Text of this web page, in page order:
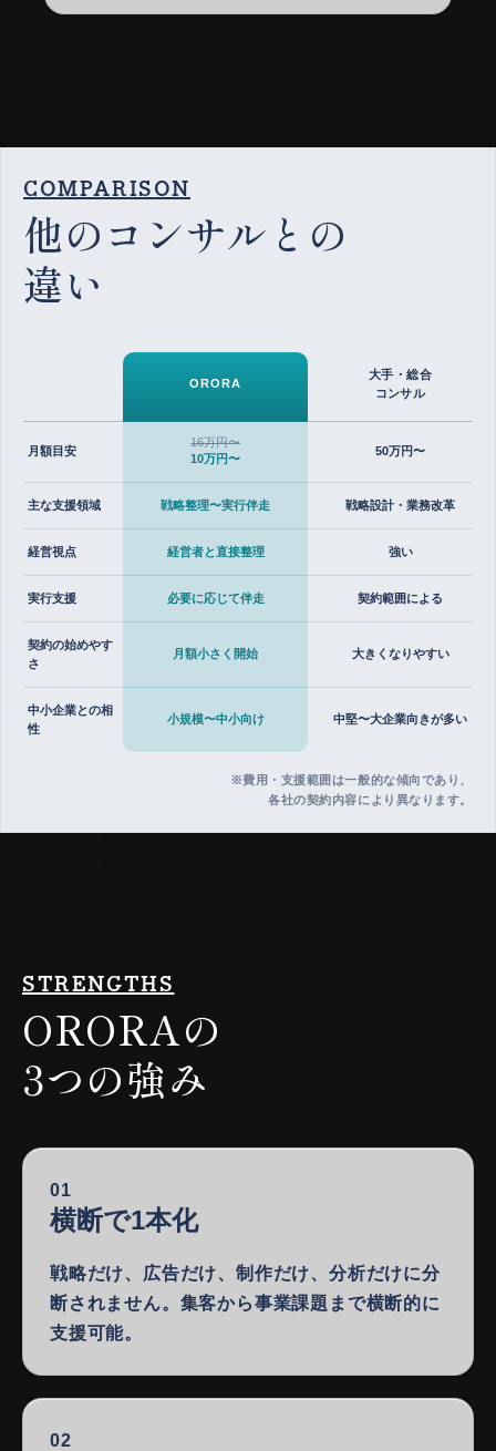
COMPARISON
他のコンサルとの
違い
ORORA
大手・総合
コンサル
月額目安
16万円〜
10万円〜
50万円〜
主な支援領域 戦略整理〜実行伴走 戦略設計・業務改革
経営視点 経営者と直接整理 強い
実行支援 必要に応じて伴走 契約範囲による
契約の始めやす
さ
月額小さく開始 大きくなりやすい
中小企業との相
性
小規模〜中小向け 中堅〜大企業向きが多い
※費用・支援範囲は一般的な傾向であり、
各社の契約内容により異なります。
STRENGTHS
ORORAの
3つの強み
01
横断で1本化
戦略だけ、広告だけ、制作だけ、分析だけに分
断されません。集客から事業課題まで横断的に
支援可能。
02